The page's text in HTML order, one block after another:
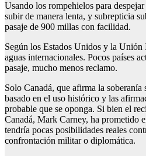
Usando los rompehielos para
subir de manera lenta, y subrepticia
pasaje de 900 millas con facilidad.
Según los Estados Unidos y la Unión
aguas internacionales. Pocos países
pasaje, mucho menos reclamo.
Solo Canadá, que afirma la soberanía
basado en el uso histórico y las
probable que se oponga. Si bien el
Canadá, Mark Carney, ha prometido
tendría pocas posibilidades reales
confrontación militar o diplomática.